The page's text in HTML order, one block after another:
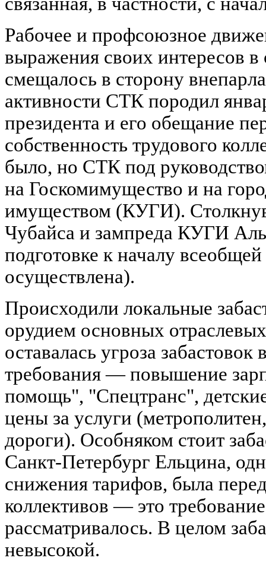
Рабочее и профсоюзное
выражения своих интересов в
смещалось в сторону
активности СТК породил
президента и его обещание
собственность трудового
было, но СТК под
на Госкомимущество и на
имуществом (КУГИ).
Чубайса и зампреда КУГИ
подготовке к началу
осуществлена).
Происходили локальные
орудием основных
оставалась угроза
требования — повышение
помощь", "Спецтранс",
цены за услуги
дороги). Особняком стоит
Санкт-Петербург Ельцина,
снижения тарифов, была
коллективов — это
рассматривалось. В целом
невысокой.